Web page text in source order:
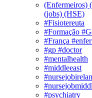
(Enfermeiros)
(jobs) (HSE)
#Fisiotereuta
#Formação
#França
#gp #doctor
#mentalhealth
#middleeast
#psychiatry